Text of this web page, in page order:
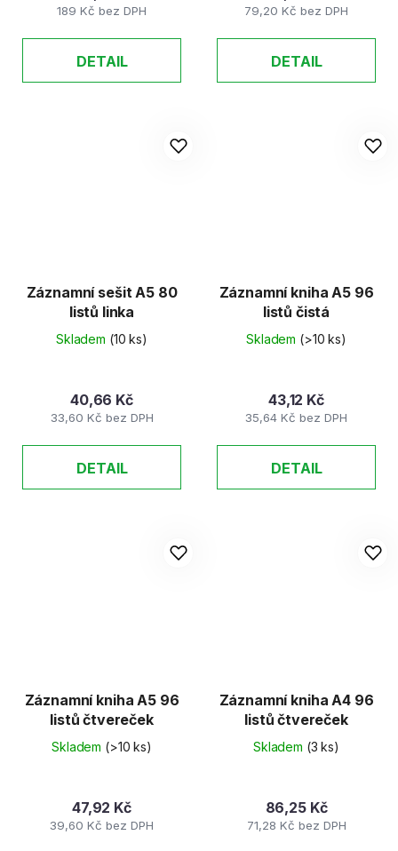
189 Kč bez DPH
DETAIL
79,20 Kč bez DPH
DETAIL
Záznamní sešit A5 80
listů linka
Skladem (10 ks)
33,60 Kč bez DPH
40,66 Kč
DETAIL
Záznamní kniha A5 96
listů čistá
Skladem (>10 ks)
35,64 Kč bez DPH
43,12 Kč
DETAIL
Záznamní kniha A5 96
listů čtvereček
Skladem (>10 ks)
39,60 Kč bez DPH
47,92 Kč
Záznamní kniha A4 96
listů čtvereček
Skladem (3 ks)
71,28 Kč bez DPH
86,25 Kč